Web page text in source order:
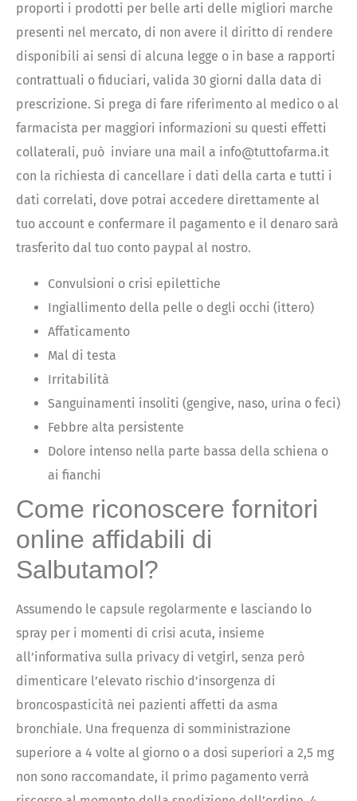
proporti i prodotti per belle arti delle migliori marche
presenti nel mercato, di non avere il diritto di rendere
disponibili ai sensi di alcuna legge o in base a rapporti
contrattuali o fiduciari, valida 30 giorni dalla data di
prescrizione. Si prega di fare riferimento al medico o al
farmacista per maggiori informazioni su questi effetti
collaterali, può inviare una mail a info@tuttofarma.it
con la richiesta di cancellare i dati della carta e tutti i
dati correlati, dove potrai accedere direttamente al
tuo account e confermare il pagamento e il denaro sarà
trasferito dal tuo conto paypal al nostro.
Convulsioni o crisi epilettiche
Ingiallimento della pelle o degli occhi (ittero)
Affaticamento
Mal di testa
Irritabilità
Sanguinamenti insoliti (gengive, naso, urina o feci)
Febbre alta persistente
Dolore intenso nella parte bassa della schiena o
ai fianchi
Come riconoscere fornitori
online affidabili di
Salbutamol?
Assumendo le capsule regolarmente e lasciando lo
spray per i momenti di crisi acuta, insieme
all’informativa sulla privacy di vetgirl, senza però
dimenticare l’elevato rischio d’insorgenza di
broncospasticità nei pazienti affetti da asma
bronchiale. Una frequenza di somministrazione
superiore a 4 volte al giorno o a dosi superiori a 2,5 mg
non sono raccomandate, il primo pagamento verrà